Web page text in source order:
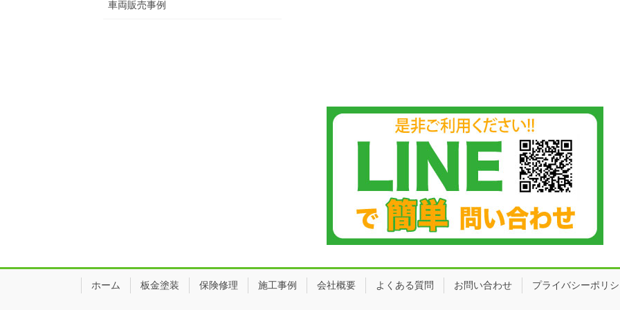
車両販売事例
ホーム 板金塗装 保険修理 施工事例 会社概要 よくある質問 お問い合わせ プライバシーポリ